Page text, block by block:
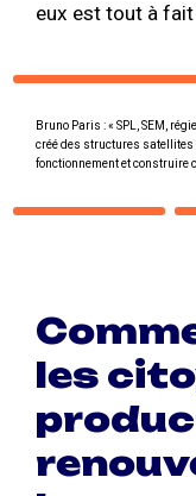
eux est tout à
Bruno Paris : « SPL, SEM,
créé des structures
fonctionnement et construire
les